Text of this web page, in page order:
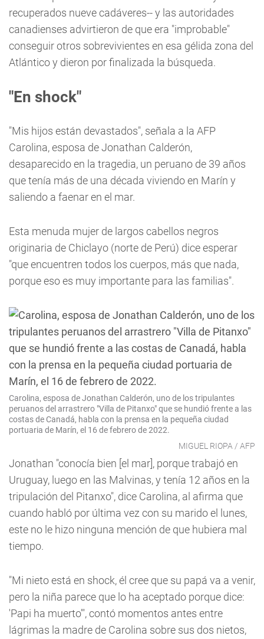
recuperados nueve cadáveres-- y las autoridades
canadienses advirtieron de que era "improbable"
conseguir otros sobrevivientes en esa gélida zona del
Atlántico y dieron por finalizada la búsqueda.
"En shock"
"Mis hijos están devastados", señala a la AFP
Carolina, esposa de Jonathan Calderón,
desaparecido en la tragedia, un peruano de 39 años
que tenía más de una década viviendo en Marín y
saliendo a faenar en el mar.
Esta menuda mujer de largos cabellos negros
originaria de Chiclayo (norte de Perú) dice esperar
"que encuentren todos los cuerpos, más que nada,
porque eso es muy importante para las familias".
Carolina, esposa de Jonathan Calderón, uno de los tripulantes
peruanos del arrastrero "Villa de Pitanxo" que se hundió frente a las
costas de Canadá, habla con la prensa en la pequeña ciudad
portuaria de Marín, el 16 de febrero de 2022.
MIGUEL RIOPA / AFP
Jonathan "conocía bien [el mar], porque trabajó en
Uruguay, luego en las Malvinas, y tenía 12 años en la
tripulación del Pitanxo", dice Carolina, al afirma que
cuando habló por última vez con su marido el lunes,
este no le hizo ninguna mención de que hubiera mal
tiempo.
"Mi nieto está en shock, él cree que su papá va a venir,
pero la niña parece que lo ha aceptado porque dice:
'Papi ha muerto'", contó momentos antes entre
lágrimas la madre de Carolina sobre sus dos nietos,